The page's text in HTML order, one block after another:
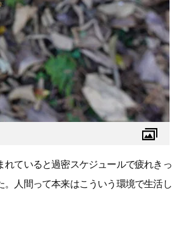
ていると過密スケジュールで疲れきっ
人間って本来はこういう環境で生活し